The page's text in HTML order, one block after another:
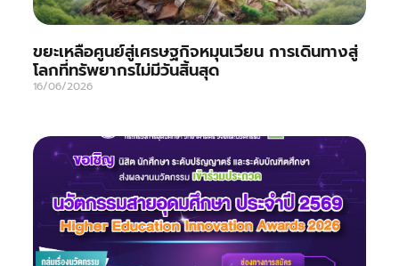
ขยะเหลือศูนย์สู่เศรษฐกิจหมุนเวียน การเดินทางสู่
โลกที่ทรัพยากรไม่มีวันสิ้นสุด
16/06/2026